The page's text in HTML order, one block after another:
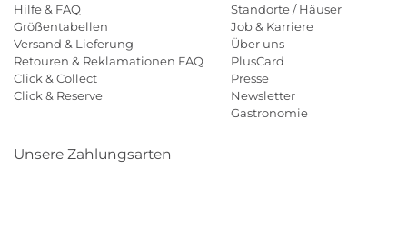
Hilfe & FAQ
Größentabellen
Versand & Lieferung
Retouren & Reklamationen FAQ
Click & Collect
Click & Reserve
Standorte / Häuser
Job & Karriere
Über uns
PlusCard
Presse
Newsletter
Gastronomie
Unsere Zahlungsarten